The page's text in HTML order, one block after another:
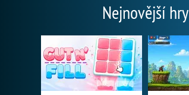
Nejnovější hry